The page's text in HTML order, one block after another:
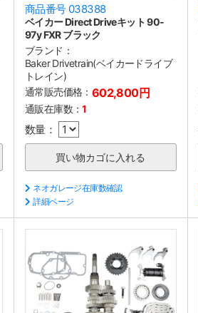
商品番号 038388
ベイカー Direct Driveキット 90-
97y FXR ブラック
ブランド：
Baker Drivetrain(ベイカードライブ
トレイン)
通常販売価格： 602,800円
通販在庫数：1
数量：
ネオガレージ在庫数確認
詳細ページ